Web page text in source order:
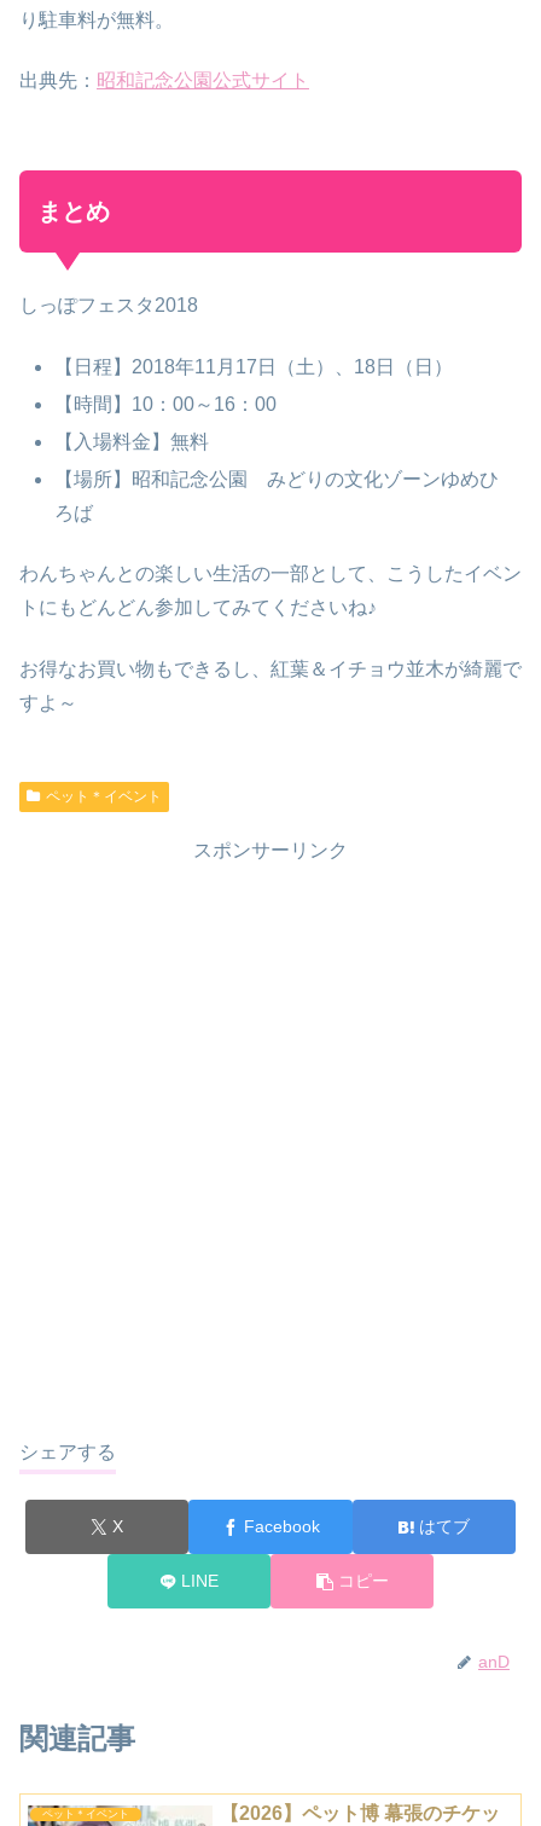
り駐車料が無料。
出典先： 昭和記念公園公式サイト
まとめ
しっぽフェスタ2018
【日程】2018年11月17日（土）、18日（日）
【時間】10：00～16：00
【入場料金】無料
【場所】昭和記念公園 みどりの文化ゾーンゆめひ
ろば
わんちゃんとの楽しい生活の一部として、こうしたイベン
トにもどんどん参加してみてくださいね♪
お得なお買い物もできるし、紅葉＆イチョウ並木が綺麗で
すよ～
ペット＊イベント
スポンサーリンク
シェアする
X Facebook はてブ
LINE コピー
anD
関連記事
ペット＊イベント
【2026】ペット博 幕張のチケッ